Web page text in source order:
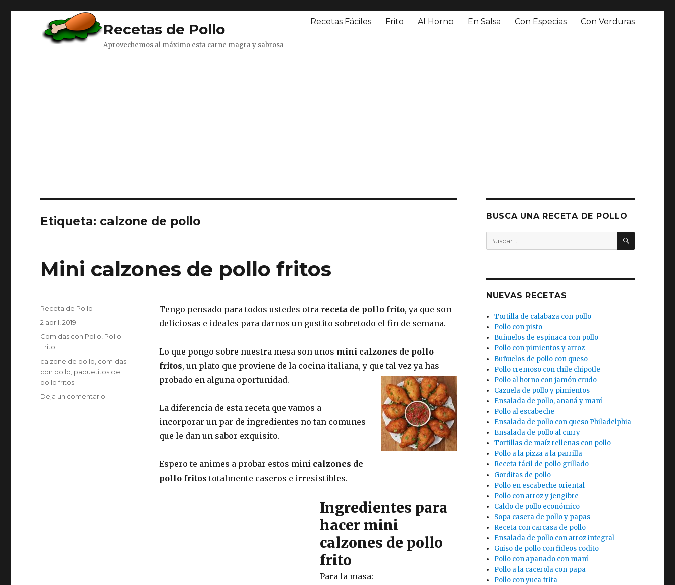
Recetas de Pollo
Aprovechemos al máximo esta carne magra y sabrosa
Recetas Fáciles Frito Al Horno En Salsa Con Especias Con Verduras
Etiqueta: calzone de pollo
Mini calzones de pollo fritos
Tengo pensado para todos ustedes otra receta de pollo frito, ya que son
deliciosas e ideales para darnos un gustito sobretodo el fin de semana.
Lo que pongo sobre nuestra mesa son unos mini calzones de pollo
fritos, un plato que proviene de la cocina italiana, y que tal vez ya has
probado en alguna oportunidad.
La diferencia de esta receta que vamos a
incorporar un par de ingredientes no tan comunes
que le dan un sabor exquisito.
Espero te animes a probar estos mini calzones de
pollo fritos totalmente caseros e irresistibles.
Ingredientes para
hacer mini
calzones de pollo
frito
Para la masa:
Autor
Receta de Pollo
Publicado
2 abril, 2019
Categorías
Comidas con Pollo Pollo
Frito
Etiquetas
calzone de pollo comidas
con pollo paquetitos de
pollo fritos
Deja un comentario
BUSCA UNA RECETA DE POLLO
Buscar
por:
BUSCAR
NUEVAS RECETAS
Tortilla de calabaza con pollo
Pollo con pisto
Buñuelos de espinaca con pollo
Pollo con pimientos y arroz
Buñuelos de pollo con queso
Pollo cremoso con chile chipotle
Pollo al horno con jamón crudo
Cazuela de pollo y pimientos
Ensalada de pollo, ananá y maní
Pollo al escabeche
Ensalada de pollo con queso Philadelphia
Ensalada de pollo al curry
Tortillas de maíz rellenas con pollo
Pollo a la pizza a la parrilla
Receta fácil de pollo grillado
Gorditas de pollo
Pollo en escabeche oriental
Pollo con arroz y jengibre
Caldo de pollo económico
Sopa casera de pollo y papas
Receta con carcasa de pollo
Ensalada de pollo con arroz integral
Guiso de pollo con fideos codito
Pollo con apanado con maní
Pollo a la cacerola con papa
Pollo con yuca frita